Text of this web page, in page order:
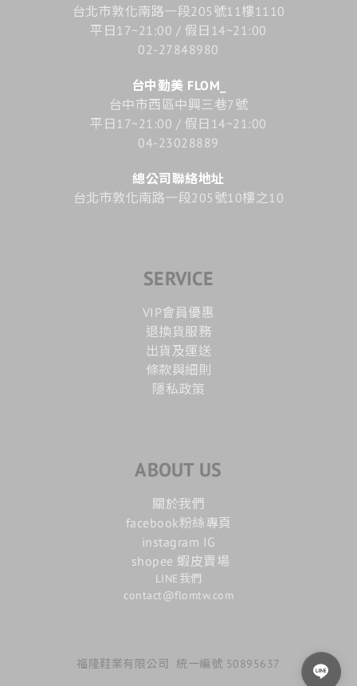
台北市敦化南路一段205號11樓1110
平日17~21:00 / 假日14~21:00
02-27848980
台中勤美 FLOM_
台中市西區中興三巷7號
平日17~21:00 / 假日14~21:00
04-23028889
總公司聯絡地址
台北市敦化南路一段205號10樓之10
SERVICE
VIP會員優惠
退換貨服務
出貨及運送
條款與細則
隱私政策
ABOUT US
關於我們
facebook粉絲專頁
instagram IG
shopee 蝦皮賣場
LINE我們
contact@flomtw.com
福隆鞋業有限公司 統一編號 50895637